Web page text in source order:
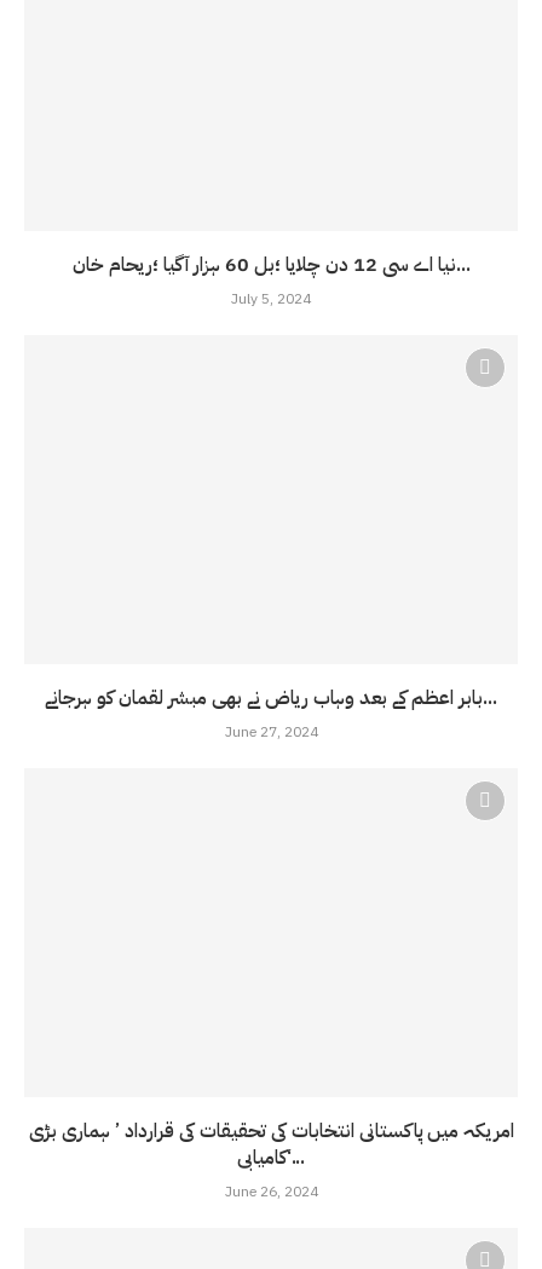
نیا اے سی 12 دن چلایا ؛بل 60 ہزار آگیا ؛ریحام خان...
July 5, 2024
بابر اعظم کے بعد وہاب ریاض نے بھی مبشر لقمان کو ہرجانے...
June 27, 2024
امریکہ میں پاکستانی انتخابات کی تحقیقات کی قرارداد ’ ہماری بڑی
کامیابی‘...
June 26, 2024